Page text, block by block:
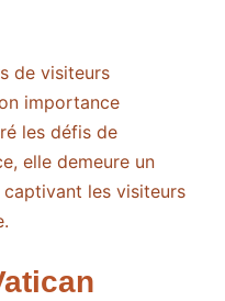
de visiteurs
importance
les défis de
elle demeure un
les visiteurs